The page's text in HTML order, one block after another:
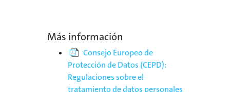
Más información
Consejo Europeo de
Protección de Datos (CEPD):
Regulaciones sobre el
tratamiento de datos personales